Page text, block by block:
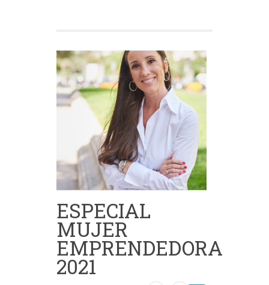
ESPECIAL
MUJER
EMPRENDEDORA
2021